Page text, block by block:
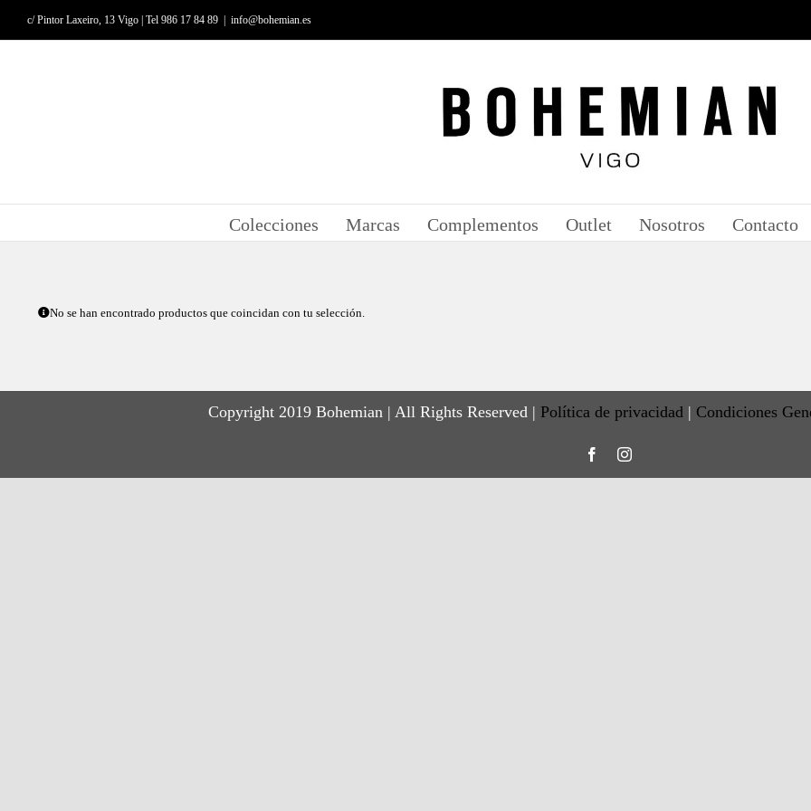
al
c/ Pintor Laxeiro, 13 Vigo | Tel 986 17 84 89 info@bohemian.es
Colecciones Marcas Complementos Outlet Nosotros Contacto
No se han encontrado productos que coincidan con tu selección.
Copyright 2019 Bohemian | All Rights Reserved | Política de privacidad | Condiciones
FacebookInstagram